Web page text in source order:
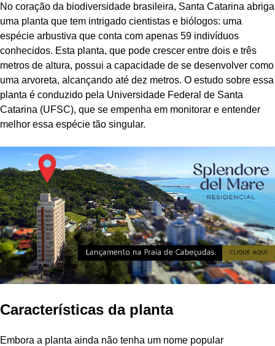
No coração da biodiversidade brasileira, Santa Catarina abriga
uma planta que tem intrigado cientistas e biólogos: uma
espécie arbustiva que conta com apenas 59 indivíduos
conhecidos. Esta planta, que pode crescer entre dois e três
metros de altura, possui a capacidade de se desenvolver como
uma arvoreta, alcançando até dez metros. O estudo sobre essa
planta é conduzido pela Universidade Federal de Santa
Catarina (UFSC), que se empenha em monitorar e entender
melhor essa espécie tão singular.
Características da planta
Embora a planta ainda não tenha um nome popular